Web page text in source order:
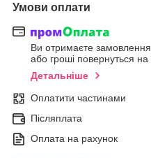
Умови оплати
Ви отримаєте замовлення
або гроші повернуться на
Детальніше
Оплатити частинами
Післяплата
Оплата на рахунок